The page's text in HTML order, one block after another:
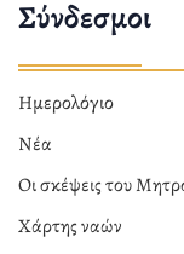
Σύνδεσμοι
Ημερολόγιο
Νέα
Οι σκέψεις του
Χάρτης ναών